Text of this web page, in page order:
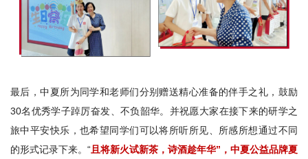
最后，中夏所为同学和老师们分别赠送精心准备的伴手之礼，鼓励
30名优秀学子踔厉奋发、不负韶华。并祝愿大家在接下来的研学之
旅中平安快乐，也希望同学们可以将所听所见、所感所想通过不同
的形式记录下来。“且将新火试新茶，诗酒趁年华”，中夏公益品牌夏